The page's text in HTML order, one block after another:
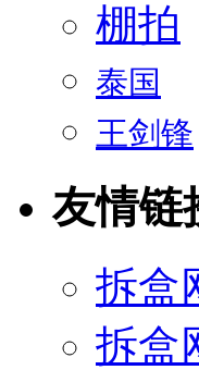
棚拍
泰国
王剑锋
友情链
拆盒
拆盒